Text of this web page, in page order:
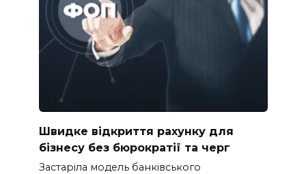
Швидке відкриття рахунку для
бізнесу без бюрократії та черг
Застаріла модель банківського